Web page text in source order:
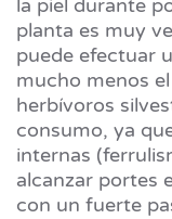
la piel durante
planta es muy
puede efectuar
mucho menos
herbívoros
consumo, ya
internas
alcanzar portes
con un fuerte